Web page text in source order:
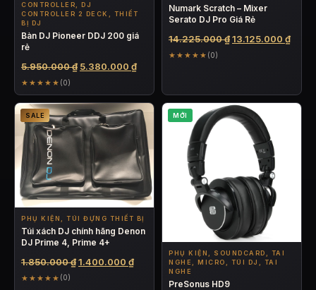
CONTROLLER, DJ
CONTROLLER 2 DECK, THIẾT
BỊ DJ
Bàn DJ Pioneer DDJ 200 giá
rẻ
5.950.000₫ Giá
là:
5.950.000 ₫.
5.380.000 ₫Giá
tại
là:
5.380.000 ₫.
★★★★★ (0)
Numark Scratch – Mixer
Serato DJ Pro Giá Rẻ
14.225.000₫Giá
13.125.000 ₫Giá
★★★★★ (0)
SALE
PHỤ KIỆN, TÚI ĐỰNG THIẾT BỊ
Túi xách DJ chính hãng Denon
DJ Prime 4, Prime 4+
1.850.000₫Giá
1.400.000 ₫Giá
★★★★★ (0)
MỚI
PHỤ KIỆN, SOUNDCARD, TAI
NGHE, MICRO, TÚI DJ, TAI
NGHE
PreSonus HD9